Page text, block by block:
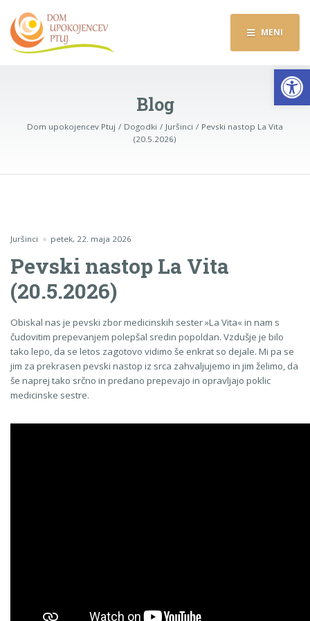
MENI
Blog
Dom upokojencev Ptuj Dogodki Juršinci
Pevski nastop La Vita
(20.5.2026)
Juršinci petek, 22. maja 2026
Pevski nastop La Vita
(20.5.2026)
Obiskal nas je pevski zbor medicinskih sester »La Vita« in nam s
čudovitim prepevanjem polepšal sredin popoldan. Vzdušje je bilo
tako lepo, da se letos zagotovo vidimo še enkrat so dejale. Mi pa se
jim za prekrasen pevski nastop iz srca zahvaljujemo in jim želimo, da
še naprej tako srčno in predano prepevajo in opravljajo poklic
medicinske sestre.